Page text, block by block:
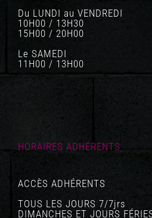
Du LUNDI au VENDREDI
10H00 / 13H30
15H00 / 20H00
Le SAMEDI
11H00 / 13H00
HORAIRES ADHÉRENTS
ACCÈS ADHÉRENTS
TOUS LES JOURS 7/7jrs
DIMANCHES ET JOURS